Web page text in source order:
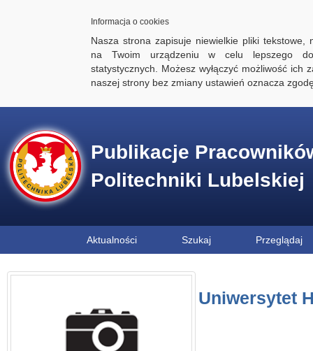
Informacja o cookies
Nasza strona zapisuje niewielkie pliki tekstowe,
na Twoim urządzeniu w celu lepszego
statystycznych. Możesz wyłączyć możliwość ich
naszej strony bez zmiany ustawień oznacza
Publikacje
Politechniki Lubelskiej
Aktualności Szukaj Przeglądaj
Uniwersytet